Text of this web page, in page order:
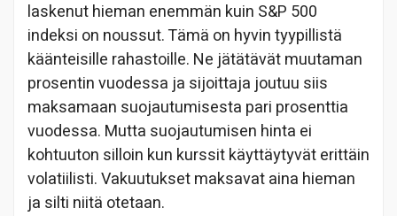
laskenut hieman enemmän kuin S&P 500
indeksi on noussut. Tämä on hyvin tyypillistä
käänteisille rahastoille. Ne jätätävät muutaman
prosentin vuodessa ja sijoittaja joutuu siis
maksamaan suojautumisesta pari prosenttia
vuodessa. Mutta suojautumisen hinta ei
kohtuuton silloin kun kurssit käyttäytyvät erittäin
volatiilisti. Vakuutukset maksavat aina hieman
ja silti niitä otetaan.